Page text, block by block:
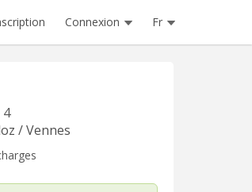
Connexion Fr
4
/ Vennes